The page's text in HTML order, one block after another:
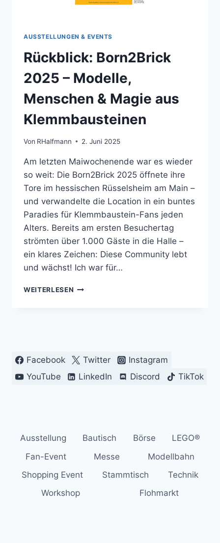
AUSSTELLUNGEN & EVENTS
Rückblick: Born2Brick
2025 – Modelle,
Menschen & Magie aus
Klemmbausteinen
Von RHalfmann 2. Juni 2025
Am letzten Maiwochenende war es wieder
so weit: Die Born2Brick 2025 öffnete ihre
Tore im hessischen Rüsselsheim am Main –
und verwandelte die Location in ein buntes
Paradies für Klemmbaustein-Fans jeden
Alters. Bereits am ersten Besuchertag
strömten über 1.000 Gäste in die Halle –
ein klares Zeichen: Diese Community lebt
und wächst! Ich war für…
WEITERLESEN RÜCKBLICK:
MAGIE
KLEMMBAUSTEINEN
Facebook Twitter
Instagram
YouTube
LinkedIn Discord TikTok
Ausstellung Bautisch Börse
LEGO®
Fan-Event
Messe
Modellbahn
Shopping Event
Stammtisch
Technik
Workshop
Flohmarkt